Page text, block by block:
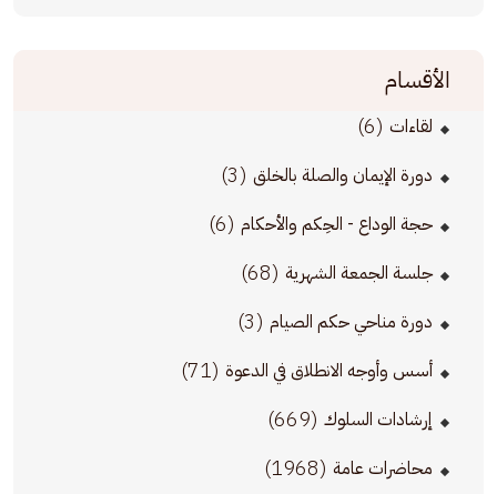
الأقسام
لقاءات (6)
دورة الإيمان والصلة بالخلق (3)
حجة الوداع - الحِكم والأحكام (6)
جلسة الجمعة الشهرية (68)
دورة مناحي حكم الصيام (3)
أسس وأوجه الانطلاق في الدعوة (71)
إرشادات السلوك (669)
محاضرات عامة (1968)